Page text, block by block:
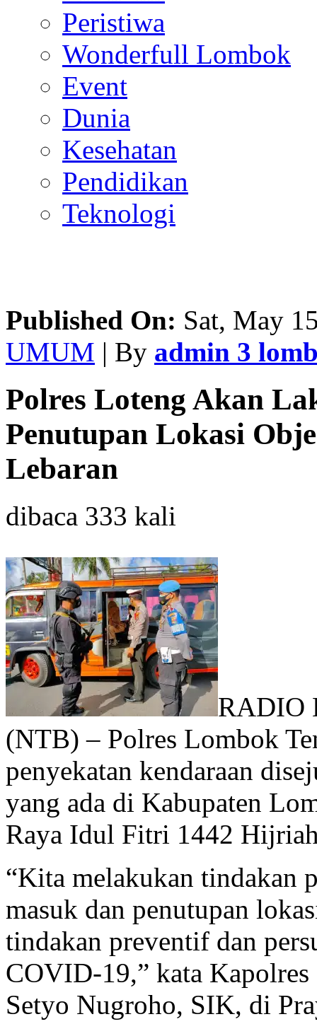
Peristiwa
Wonderfull Lombok
Event
Dunia
Kesehatan
Pendidikan
Teknologi
Published On: Sat, May
UMUM | By admin 3
Polres Loteng Akan
Penutupan Lokasi
Lebaran
dibaca 333 kali
RADIO
(NTB) – Polres Lombok
penyekatan kendaraan
yang ada di Kabupaten
Raya Idul Fitri 1442
“Kita melakukan tindakan
masuk dan penutupan
tindakan preventif dan
COVID-19,” kata
Setyo Nugroho, SIK, di